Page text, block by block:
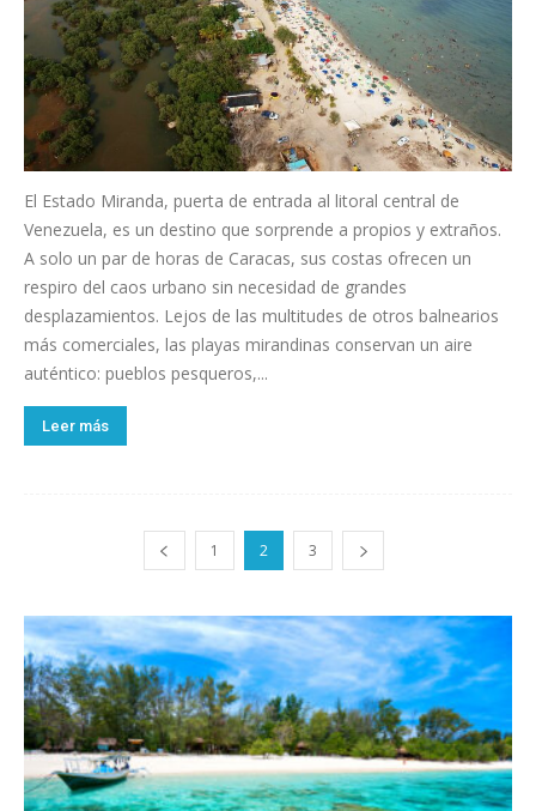
El Estado Miranda, puerta de entrada al litoral central de
Venezuela, es un destino que sorprende a propios y extraños.
A solo un par de horas de Caracas, sus costas ofrecen un
respiro del caos urbano sin necesidad de grandes
desplazamientos. Lejos de las multitudes de otros balnearios
más comerciales, las playas mirandinas conservan un aire
auténtico: pueblos pesqueros,...
Leer más
1 2 3